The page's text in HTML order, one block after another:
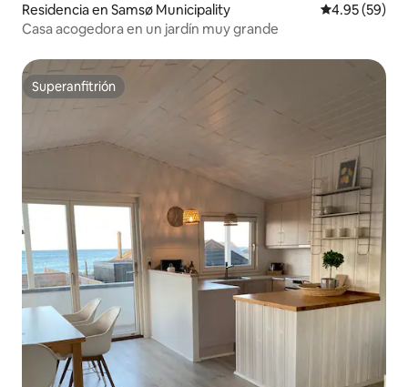
Residencia en Samsø Municipality Calificación
4.95 (59)
Casa acogedora en un jardín muy grande
Superanfitrión
Superanfitrión